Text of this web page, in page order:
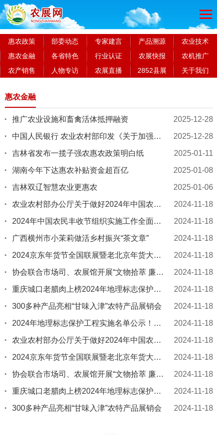
惠农政策 部委动态 专家建言 产品溯源
农业技术
惠农金融
各省特色 行业认证 农展快报
农机推广
农产销售
人物专访 农展直播 2852县展 关于我们
惠农金融
推广农业设施和畜禽活体抵押融资 2025-12-28
中国人民银行 农业农村部印发《关于加强金融服务农村改革 推进乡村全面振兴的意见》 2025-12-28
吉林省发布一揽子强农惠农政策明白纸 2025-01-11
湖南今年下达惠农补贴资金超百亿 2025-01-08
吉林双辽智慧农业更惠农 2025-01-06
农业农村部办公厅关于做好2024年中国农民丰收节有关工作的通知 2024-11-18
2024年中国农民丰收节组织实施工作全面启动 2024-11-18
广西横州市小茉莉做活乡村振兴“茶文章” 2024-11-18
2024京东年货节全国联展暨老北京年货大集在全国农业展览馆启动 2024-11-18
协会联合市场司、农展馆开展“文物拾萃 廉润初心”党纪学习教育主题联学活动 2024-11-18
重庆城口老腊肉上榜2024年地理标志保护工程实施名单 2024-11-18
300多种产品亮相“甘味入津”农特产品展销会 2024-11-18
2024年地理标志保护工程实施名单公示！黑龙江两项拟入选 2024-11-18
农业农村部办公厅关于做好2024年中国农民丰收节有关工作的通知 2024-11-18
2024京东年货节全国联展暨老北京年货大集在全国农业展览馆启动 2024-11-18
协会联合市场司、农展馆开展“文物拾萃 廉润初心”党纪学习教育主题联学活动 2024-11-18
重庆城口老腊肉上榜2024年地理标志保护工程实施名单 2024-11-18
300多种产品亮相“甘味入津”农特产品展销会 2024-11-18